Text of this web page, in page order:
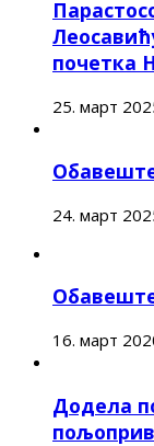
почетка
25. март
24. март
16. март
Додела